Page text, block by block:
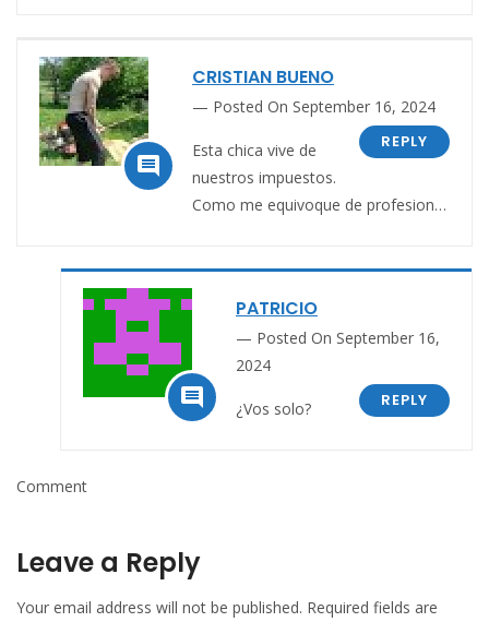

CRISTIAN BUENO
Posted On September 16, 2024
REPLY
Esta chica vive de
nuestros impuestos.
Como me equivoque de profesion…

PATRICIO
Posted On September 16,
2024
REPLY
¿Vos solo?
Comment
Leave a Reply
Your email address will not be published. Required fields are